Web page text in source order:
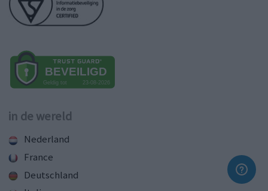
in de wereld
Nederland
France
Deutschland